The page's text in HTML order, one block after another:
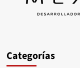
Categorías